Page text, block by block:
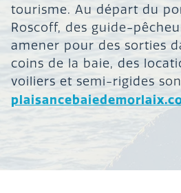
tourisme. Au départ du
Roscoff, des guide-
amener pour des sorties
coins de la baie, des
voiliers et semi-rigides